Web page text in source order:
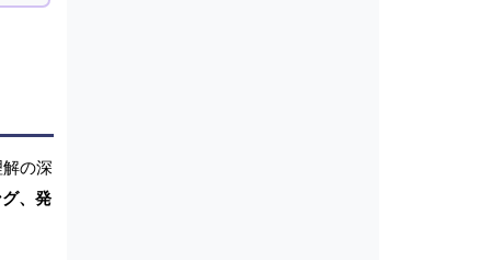
の深
、発